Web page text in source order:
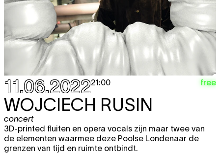
11.06.202221:00 free
WOJCIECH RUSIN
concert
3D-printed fluiten en opera vocals zijn maar twee van
de elementen waarmee deze Poolse Londenaar de
grenzen van tijd en ruimte ontbindt.